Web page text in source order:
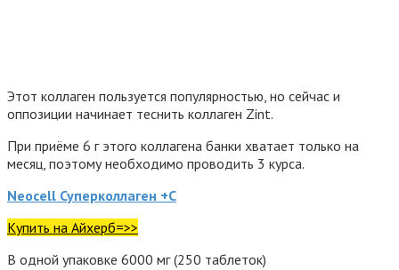
Этот коллаген пользуется популярностью, но сейчас и
оппозиции начинает теснить коллаген Zint.
При приёме 6 г этого коллагена банки хватает только на
месяц, поэтому необходимо проводить 3 курса.
Neocell Суперколлаген +С
Купить на Айхерб=>>
В одной упаковке 6000 мг (250 таблеток)